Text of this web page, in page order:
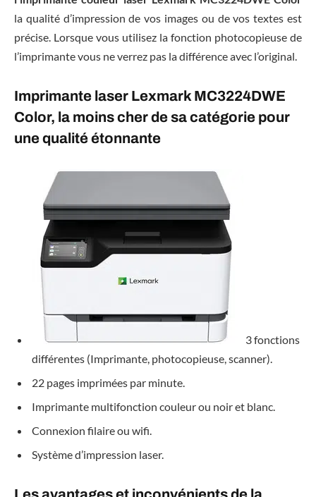
la qualité d’impression de vos images ou de vos textes est
précise. Lorsque vous utilisez la fonction photocopieuse de
l’imprimante vous ne verrez pas la différence avec l’original.
Imprimante laser Lexmark MC3224DWE
Color, la moins cher de sa catégorie pour
une qualité étonnante
3 fonctions
différentes (Imprimante, photocopieuse, scanner).
22 pages imprimées par minute.
Imprimante multifonction couleur ou noir et blanc.
Connexion filaire ou wifi.
Système d’impression laser.